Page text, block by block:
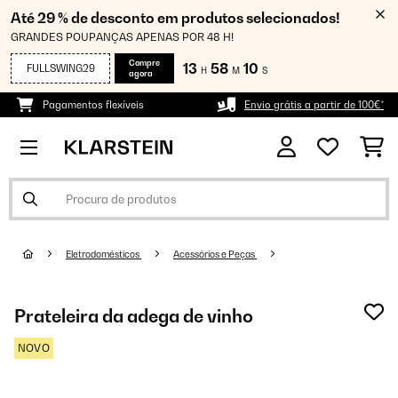
Até 29 % de desconto em produtos selecionados!
GRANDES POUPANÇAS APENAS POR 48 H!
FULLSWING29
Compre
agora
13 H 58 M 09 S
Pagamentos flexíveis Envio grátis a partir de 100€*
Eletrodomésticos Acessórios e Peças
Prateleira da adega de vinho
NOVO